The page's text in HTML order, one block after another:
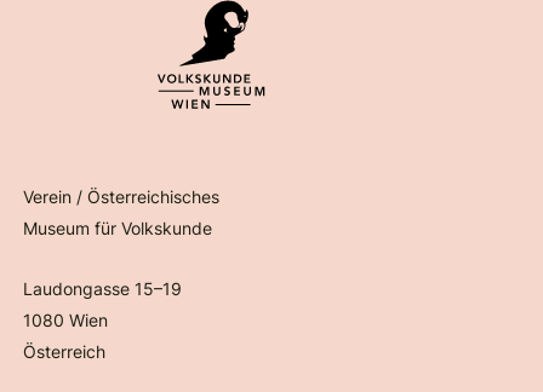
Verein / Österreichisches
Museum für Volkskunde
Laudongasse 15–19
1080 Wien
Österreich